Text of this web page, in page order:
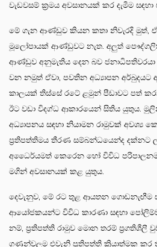
වැඩවසම් ක්‍රමය අවසානයක් කර දැමීම
මේ ගැන ආණ්ඩුව කියන කතා නිවැරදි මුත්, ඒ
මූලෝපායක් ආණ්ඩුවට නැත. අලුත්
ආණ්ඩුව අනුමැතිය දෙන බව ජනාධිපතිවරයා
වන නමුත් ඒවා, පවතින අධ්‍යාපන අර්බුදයට
කාලයක් තිස්සේ රටේ ළමුන් පීඩාවට පත්
ඊට වඩා විදග්ධ ආකාරයෙන් සිතිය යුතුය.
අධ්‍යාපනය සඳහා නියාමන රාමුවක් අවශ්‍ය
ප්‍රතිපත්තිමය තීරණ සම්බන්ධයෙන්ද දක්නට
අධෛර්යමත් කෙරෙන හෝ විවිධ
මගින් අවසානයක් කළ යුතුය.
දෙවැනුව, මේ රට තුළ ආයතන ගොඩනැඟීම
ආයෝජකයන්ට විවිධ කාරණා සඳහා
නම්, ප්‍රතිපත්ති රාමුව මොන තරම් ප්‍රගතිශීලී
ගණන්වලම එවැනි ප්‍රතිපත්ති ක්‍රියාත්මක කර